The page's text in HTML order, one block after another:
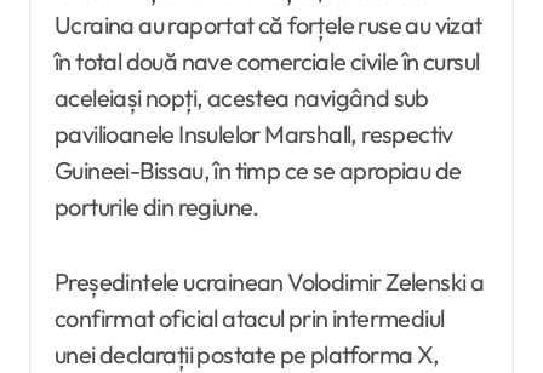
Ucraina au raportat că forțele ruse au vizat
în total două nave comerciale civile în cursul
aceleiași nopți, acestea navigând sub
pavilioanele Insulelor Marshall, respectiv
Guineei-Bissau, în timp ce se apropiau de
porturile din regiune.
Președintele ucrainean Volodimir Zelenski a
confirmat oficial atacul prin intermediul
unei declarații postate pe platforma X,